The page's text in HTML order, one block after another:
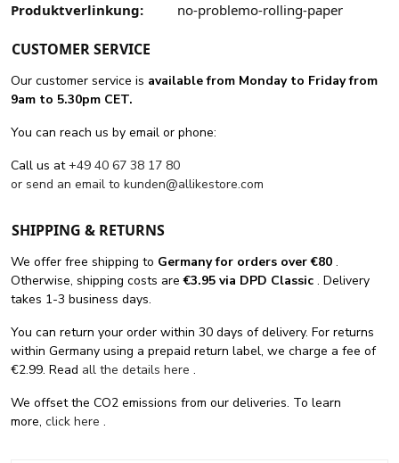
Produktverlinkung:
no-problemo-rolling-paper
CUSTOMER SERVICE
Our customer service is available from Monday to Friday from
9am to 5.30pm CET.
You can reach us by email or phone:
Call us at+49 40 67 38 17 80
or send an email to kunden@allikestore.com
SHIPPING & RETURNS
We offer free shipping to Germany for orders over €80 .
Otherwise, shipping costs are€3.95 via DPD Classic . Delivery
takes 1-3 business days.
You can return your order within 30 days of delivery. For returns
within Germany using a prepaid return label, we charge a fee of
€2.99. Read all the details here .
We offset the CO2 emissions from our deliveries. To learn
more, click here .